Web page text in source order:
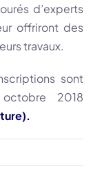
d’experts
offriront des
travaux.
sont
2018
).